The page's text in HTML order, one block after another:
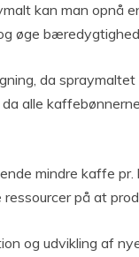
kan man opnå
øge
da
alle
mindre kaffe
på at
og udvikling af